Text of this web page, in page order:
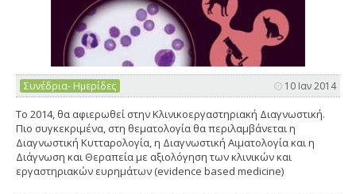
Συνέδρια- Ημερίδες 10 Ιαν 2014
Το 2014, θα αφιερωθεί στην Κλινικοεργαστηριακή Διαγνωστική.
Πιο συγκεκριμένα, στη θεματολογία θα περιλαμβάνεται η
Διαγνωστική Κυτταρολογία, η Διαγνωστική Αιματολογία και η
Διάγνωση και Θεραπεία με αξιολόγηση των κλινικών και
εργαστηριακών ευρημάτων (evidence based medicine)